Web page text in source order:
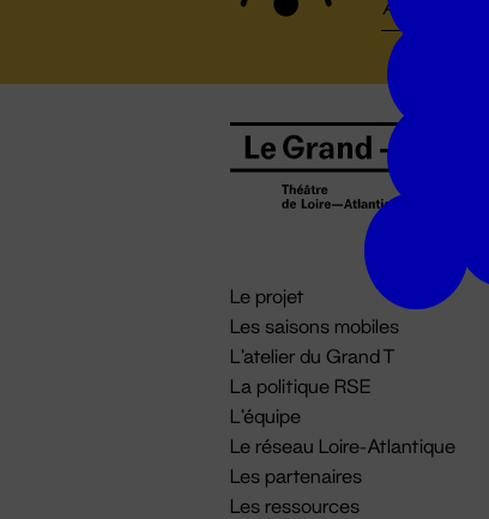
Le projet
Les saisons mobiles
L'atelier du Grand T
La politique RSE
L'équipe
Le réseau Loire-Atlantique
Les partenaires
Les ressources